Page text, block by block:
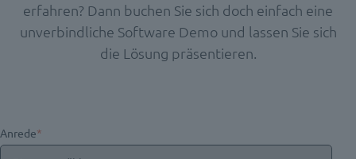
erfahren? Dann buchen Sie sich doch einfach eine
unverbindliche Software Demo und lassen Sie sich
die Lösung präsentieren.
Anrede*